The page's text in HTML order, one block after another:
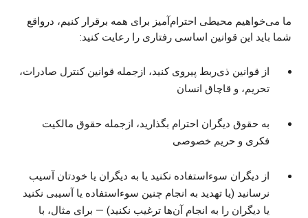
ما می‌خواهیم محیطی احترام‌آمیز برای همه برقرار کنیم، درواقع
شما باید این قوانین اساسی رفتاری را رعایت کنید:
از قوانین ذی‌ربط پیروی کنید، ازجمله قوانین کنترل صادرات،
تحریم، و قاچاق انسان
به حقوق دیگران احترام بگذارید، ازجمله حقوق مالکیت
فکری و حریم خصوصی
از دیگران سوءاستفاده نکنید یا به دیگران یا خودتان آسیب
نرسانید (یا تهدید به انجام چنین سوءاستفاده یا آسیبی نکنید
یا دیگران را به انجام آن‌ها ترغیب نکنید) — برای مثال، با